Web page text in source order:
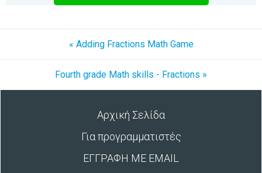
« Adding Fractions Math Game
Fourth grade Math skills - Fractions »
Αρχική Σελίδα
Για προγραμματιστές
ΕΓΓΡΑΦΗ ΜΕ EMAIL